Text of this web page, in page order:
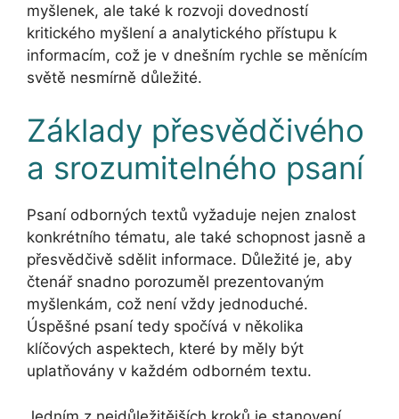
myšlenek, ale také k rozvoji dovedností
kritického myšlení a analytického přístupu k
informacím, což je v dnešním rychle se měnícím
světě nesmírně důležité.
Základy přesvědčivého
a srozumitelného psaní
Psaní odborných textů vyžaduje nejen znalost
konkrétního tématu, ale také schopnost jasně a
přesvědčivě sdělit informace. Důležité je, aby
čtenář snadno porozuměl prezentovaným
myšlenkám, což není vždy jednoduché.
Úspěšné psaní tedy spočívá v několika
klíčových aspektech, které by měly být
uplatňovány v každém odborném textu.